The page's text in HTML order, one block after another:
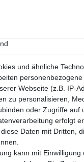
und ähnliche
personenbezogene
Webseite (z.B. IP-
zu personalisieren,
oder Zugriffe auf
erfolgt
Daten mit Dritten,
kann mit